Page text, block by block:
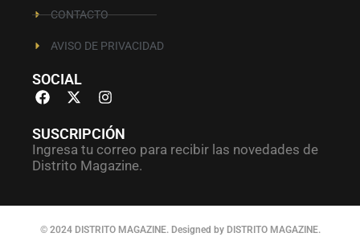
CONTACTO
AVISO DE PRIVACIDAD
SOCIAL
SUSCRIPCIÓN
Ingresa tu correo para recibir las novedades de
Distrito Magazine.
© 2024 DISTRITO MAGAZINE. Designed by DISTRITO MAGAZINE.